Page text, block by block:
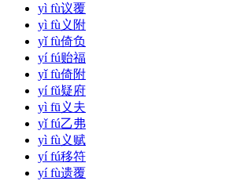
yì fù议覆
yì fù义附
yǐ fù倚负
yí fú贻福
yǐ fù倚附
yí fǔ疑府
yì fū义夫
yǐ fú乙弗
yì fù义赋
yí fú移符
yí fù遗覆